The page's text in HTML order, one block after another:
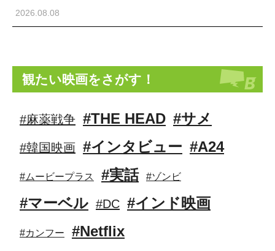
2026.08.08
観たい映画をさがす！
#麻薬戦争 #THE HEAD #サメ
#韓国映画 #インタビュー #A24
#ムービープラス #実話 #ゾンビ
#マーベル #DC #インド映画
#カンフー #Netflix